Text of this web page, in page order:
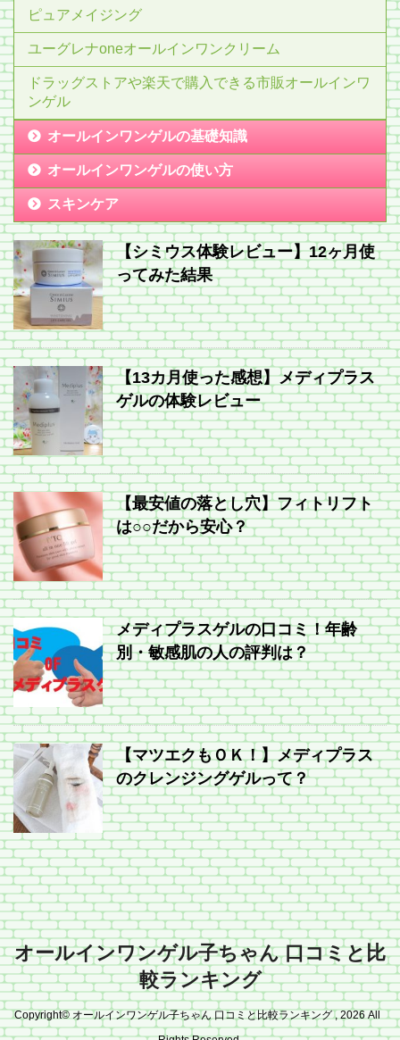
ピュアメイジング
ユーグレナoneオールインワンクリーム
ドラッグストアや楽天で購入できる市販オールインワ
ンゲル
オールインワンゲルの基礎知識
オールインワンゲルの使い方
スキンケア
【シミウス体験レビュー】12ヶ月使
ってみた結果
【13カ月使った感想】メディプラス
ゲルの体験レビュー
【最安値の落とし穴】フィトリフト
は○○だから安心？
メディプラスゲルの口コミ！年齢
別・敏感肌の人の評判は？
【マツエクもＯＫ！】メディプラス
のクレンジングゲルって？
オールインワンゲル子ちゃん 口コミと比
較ランキング
Copyright© オールインワンゲル子ちゃん 口コミと比較ランキング , 2026 All